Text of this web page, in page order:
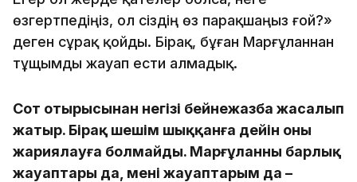
өзгертпедіңіз, ол сіздің өз парақшаңыз ғой?»
деген сұрақ қойды. Бірақ, бұған Марғұланнан
тұщымды жауап ести алмадық.
Сот отырысынан негізі бейнежазба жасалып
жатыр. Бірақ шешім шыққанға дейін оны
жариялауға болмайды. Марғұланның барлық
жауаптары да, менің жауаптарым да –